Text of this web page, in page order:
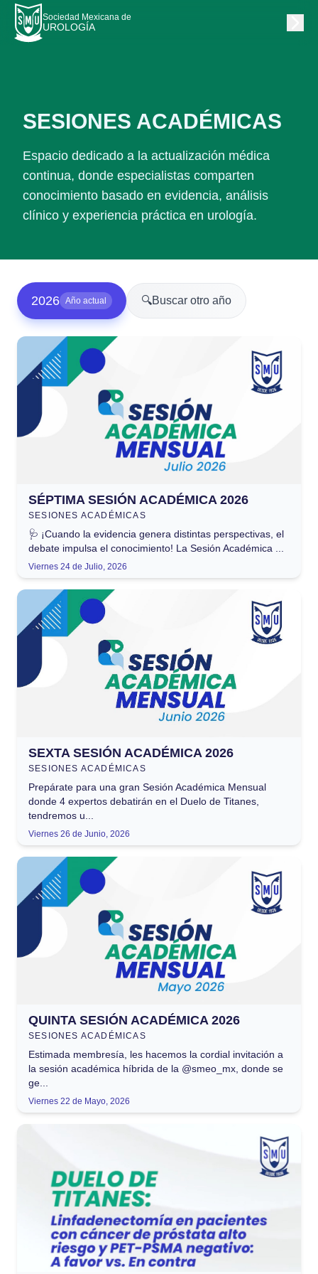
Sociedad Mexicana de
UROLOGÍA
SESIONES ACADÉMICAS
Espacio dedicado a la actualización médica
continua, donde especialistas comparten
conocimiento basado en evidencia, análisis
clínico y experiencia práctica en urología.
2026 Año actual 🔍Buscar otro año
SÉPTIMA SESIÓN ACADÉMICA 2026
SESIONES ACADÉMICAS
🩺 ¡Cuando la evidencia genera distintas perspectivas, el
debate impulsa el conocimiento! La Sesión Académica ...
Viernes 24 de Julio, 2026
SEXTA SESIÓN ACADÉMICA 2026
SESIONES ACADÉMICAS
Prepárate para una gran Sesión Académica Mensual
donde 4 expertos debatirán en el Duelo de Titanes,
tendremos u...
Viernes 26 de Junio, 2026
QUINTA SESIÓN ACADÉMICA 2026
SESIONES ACADÉMICAS
Estimada membresía, les hacemos la cordial invitación a
la sesión académica híbrida de la @smeo_mx, donde se
ge...
Viernes 22 de Mayo, 2026